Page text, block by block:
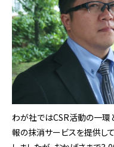
わが社ではCSR活動の一環
報の抹消サービスを提供し